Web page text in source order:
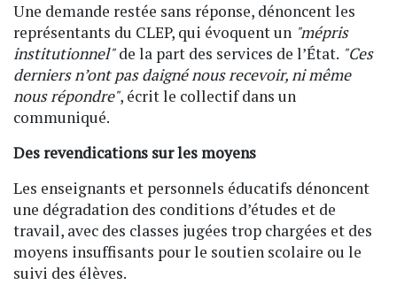
Une demande restée sans réponse, dénoncent les
représentants du CLEP, qui évoquent un "mépris
institutionnel"de la part des services de l’État. "Ces
derniers n’ont pas daigné nous recevoir, ni même
nous répondre", écrit le collectif dans un
communiqué.
Des revendications sur les moyens
Les enseignants et personnels éducatifs dénoncent
une dégradation des conditions d’études et de
travail, avec des classes jugées trop chargées et des
moyens insuffisants pour le soutien scolaire ou le
suivi des élèves.